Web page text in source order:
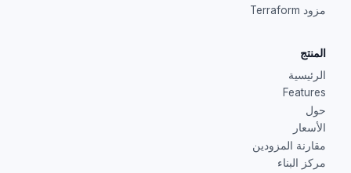
مزود Terraform
المنتج
الرئيسية
Features
حول
الأسعار
مقارنة المزودين
مركز البناء